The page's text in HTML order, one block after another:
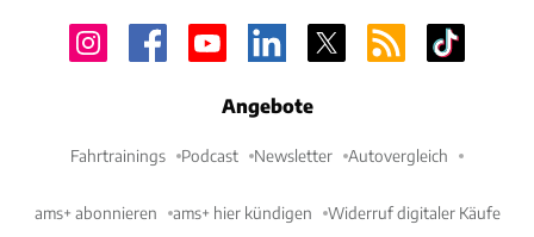
Angebote
Fahrtrainings Podcast Newsletter Autovergleich
ams+ abonnieren ams+ hier kündigen Widerruf digitaler Käufe